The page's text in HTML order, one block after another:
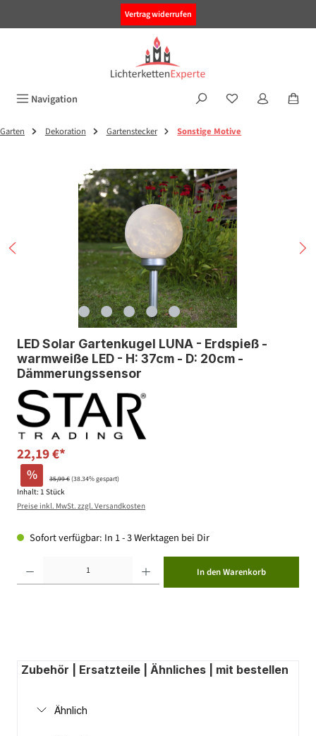
Vertrag widerrufen
Navigation
Garten Dekoration Gartenstecker Sonstige Motive
Bildergalerie überspringen
LED Solar Gartenkugel LUNA - Erdspieß -
warmweiße LED - H: 37cm - D: 20cm -
Dämmerungssensor
22,19 €*
% 35,99 €(38.34% gespart)
Inhalt: 1 Stück
Preise inkl. MwSt. zzgl. Versandkosten
Sofort verfügbar: In 1 - 3 Werktagen bei Dir
In den Warenkorb
Zubehör | Ersatzteile | Ähnliches | mit bestellen
Ähnlich